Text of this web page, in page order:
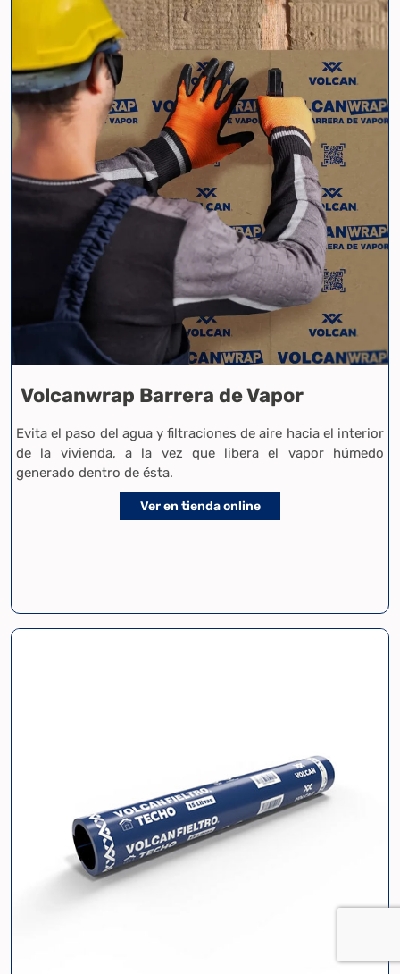
Volcanwrap Barrera de Vapor
Evita el paso del agua y filtraciones de aire hacia el interior
de la vivienda, a la vez que libera el vapor húmedo
generado dentro de ésta.
Ver en tienda online